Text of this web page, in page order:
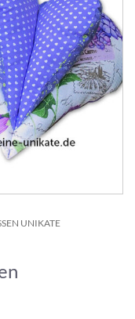
UNIKATE